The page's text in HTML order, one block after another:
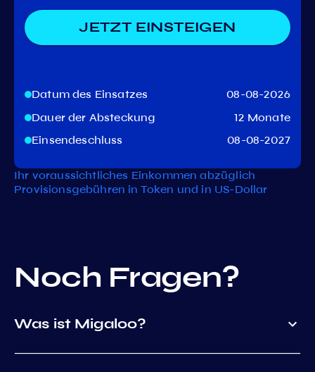
JETZT EINSTEIGEN
Datum des Einsatzes
08-08-2026
Dauer der Absteckung
12 Monate
Einsendeschluss
08-08-2027
Ihr voraussichtliches Einkommen abzüglich
Provisionsgebühren in Token und in US-Dollar
Noch Fragen?
Was ist Migaloo?